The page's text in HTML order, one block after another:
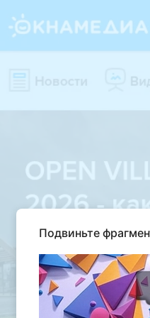
Подвиньте